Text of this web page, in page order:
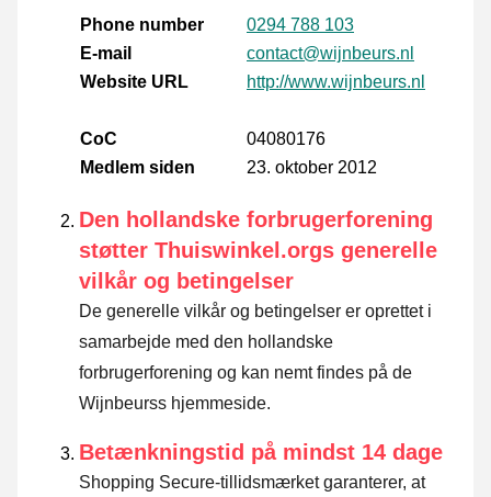
Phone number
0294 788 103
E-mail
contact@wijnbeurs.nl
Website URL
http://www.wijnbeurs.nl
CoC
04080176
Medlem siden
23. oktober 2012
Den hollandske forbrugerforening
støtter Thuiswinkel.orgs generelle
vilkår og betingelser
De generelle vilkår og betingelser er oprettet i
samarbejde med den hollandske
forbrugerforening og kan nemt findes på de
Wijnbeurss hjemmeside.
Betænkningstid på mindst 14 dage
Shopping Secure-tillidsmærket garanterer, at